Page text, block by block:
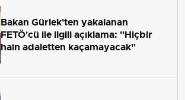
Bakan Gürlek'ten yakalanan
FETÖ'cü ile ilgili açıklama: "Hiçbir
hain adaletten kaçamayacak"